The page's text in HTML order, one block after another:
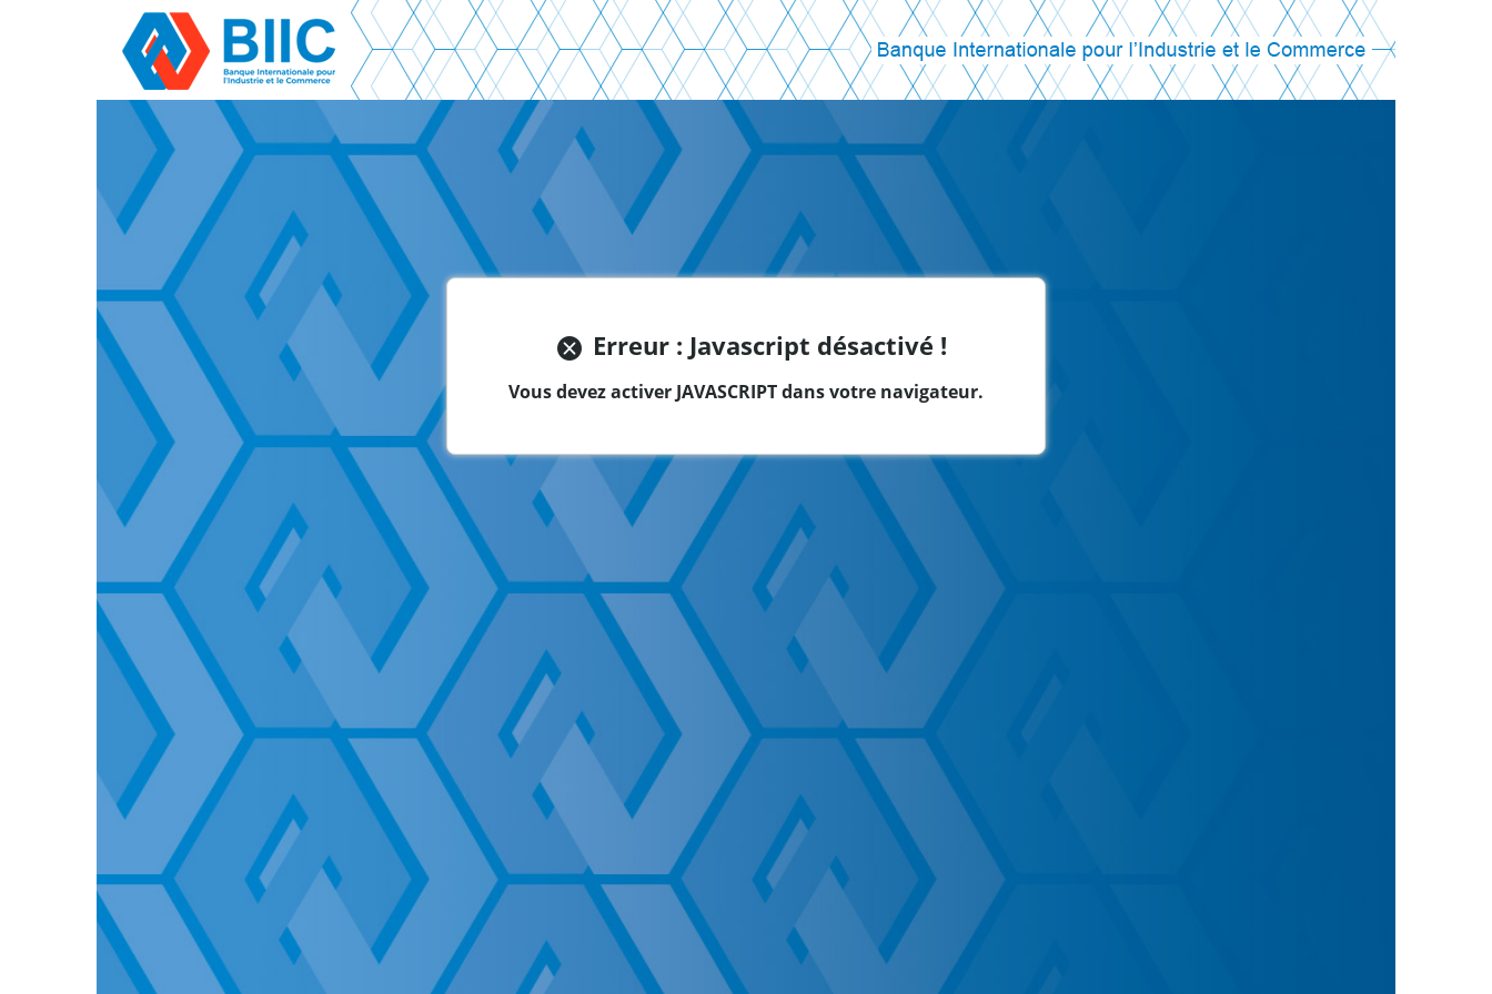
Erreur : Javascript désactivé !
Vous devez activer JAVASCRIPT dans votre navigateur.